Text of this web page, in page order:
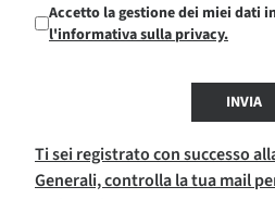
Accetto la gestione dei miei dati
l'informativa sulla privacy.
INVIA
Ti sei registrato con successo
Generali, controlla la tua mail